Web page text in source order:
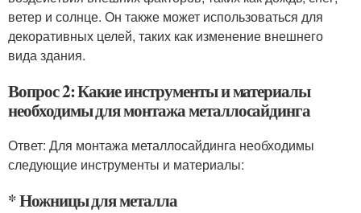
ветер и солнце. Он также может использоваться для
декоративных целей, таких как изменение внешнего
вида здания.
Вопрос 2: Какие инструменты и материалы
необходимы для монтажа металлосайдинга
Ответ: Для монтажа металлосайдинга необходимы
следующие инструменты и материалы:
* Ножницы для металла